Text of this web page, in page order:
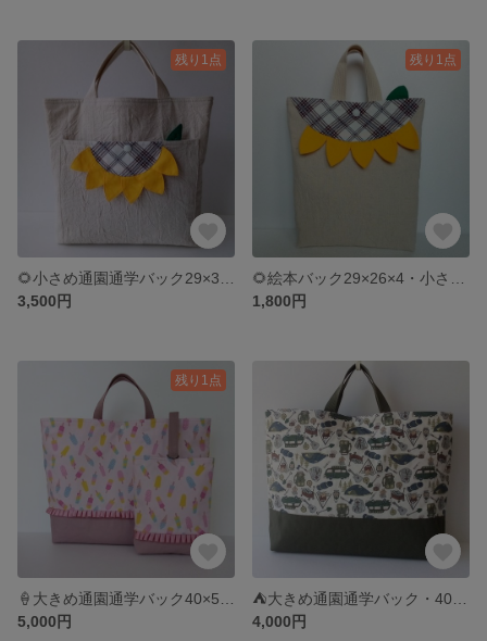
残り1点
3,500円
残り1点
1,800円
残り1点
5,000円
4,000円